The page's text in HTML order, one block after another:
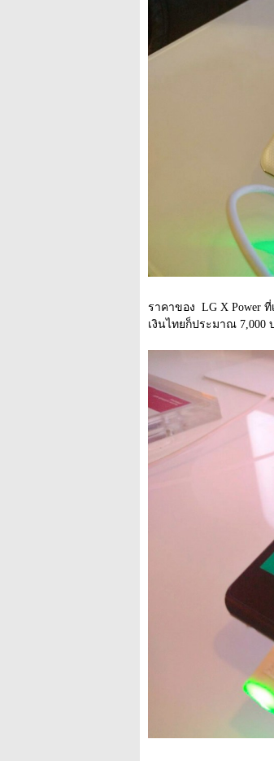
ราคาของ  LG X Power
เงินไทยก็ประมาณ 7,000